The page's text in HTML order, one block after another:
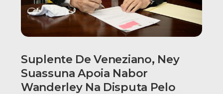
Suplente De Veneziano, Ney
Suassuna Apoia Nabor
Wanderley Na Disputa Pelo